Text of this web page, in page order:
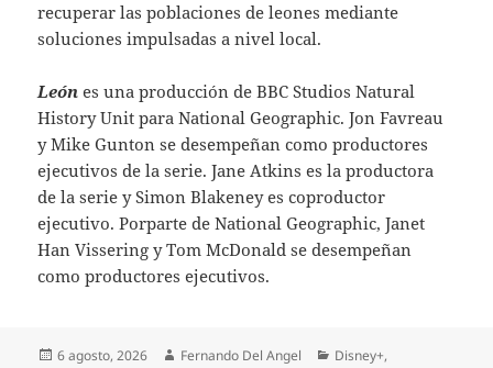
recuperar las poblaciones de leones mediante
soluciones impulsadas a nivel local.
Leónes una producción de BBC Studios Natural
History Unit para National Geographic. Jon Favreau
y Mike Gunton se desempeñan como productores
ejecutivos de la serie. Jane Atkins es la productora
de la serie y Simon Blakeney es coproductor
ejecutivo. Porparte de National Geographic, Janet
Han Vissering y Tom McDonald se desempeñan
como productores ejecutivos.
Publicado
6 agosto, 2026 Autor
Fernando Del Angel Categorías
Disney+,